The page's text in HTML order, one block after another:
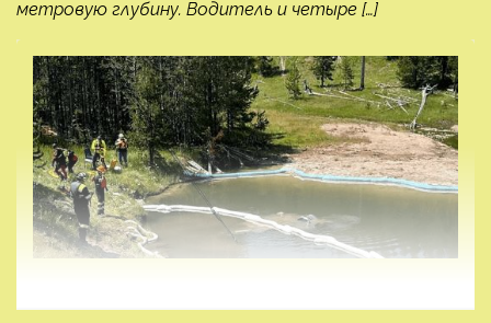
метровую глубину. Водитель и четыре […]